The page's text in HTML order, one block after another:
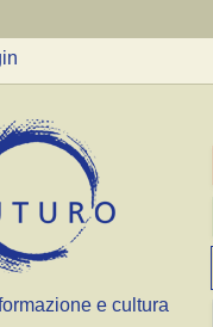
e cultura